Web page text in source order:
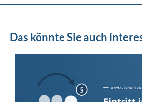
Das könnte Sie auch